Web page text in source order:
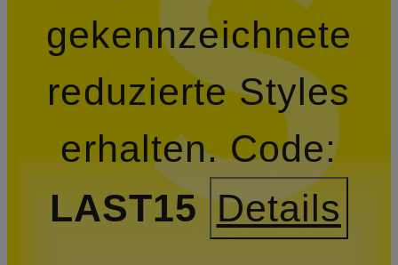
gekennzeichnete
reduzierte Styles
erhalten.Code:
LAST15 Details